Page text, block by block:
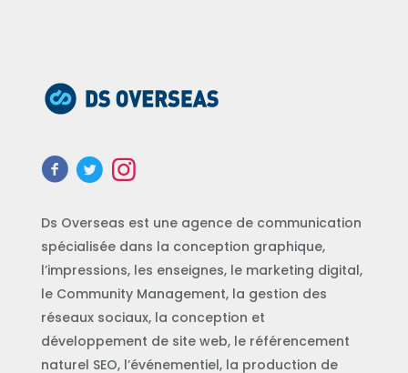
Ds Overseas est une agence de communication
spécialisée dans la conception graphique,
l’impressions, les enseignes, le marketing digital,
le Community Management, la gestion des
réseaux sociaux, la conception et
développement de site web, le référencement
naturel SEO, l’événementiel, la production de